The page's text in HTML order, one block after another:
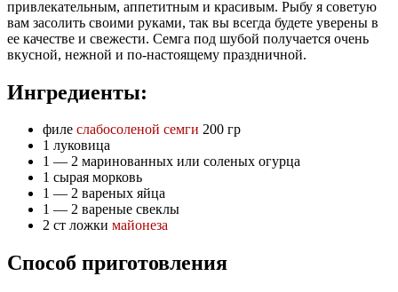
привлекательным, аппетитным и красивым. Рыбу я советую
вам засолить своими руками, так вы всегда будете уверены в
ее качестве и свежести. Семга под шубой получается очень
вкусной, нежной и по-настоящему праздничной.
Ингредиенты:
филе слабосоленой семги 200 гр
1 луковица
1 — 2 маринованных или соленых огурца
1 сырая морковь
1 — 2 вареных яйца
1 — 2 вареные свеклы
2 ст ложки майонеза
Способ приготовления